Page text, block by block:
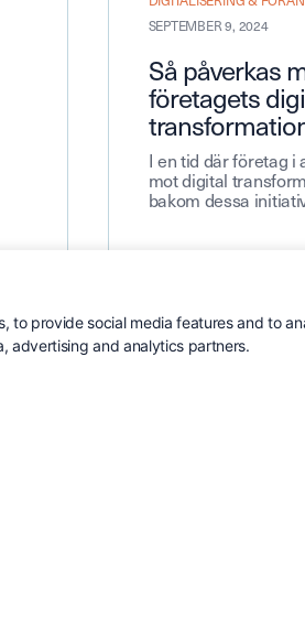
SEPTEMBER 9, 2024
Så påverkas
företagets
I en tid där företag i
mot digital
bakom dessa
Läs mer
to provide social media features and to
advertising and analytics partners.